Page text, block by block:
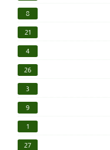
8
21
4
26
3
9
1
27